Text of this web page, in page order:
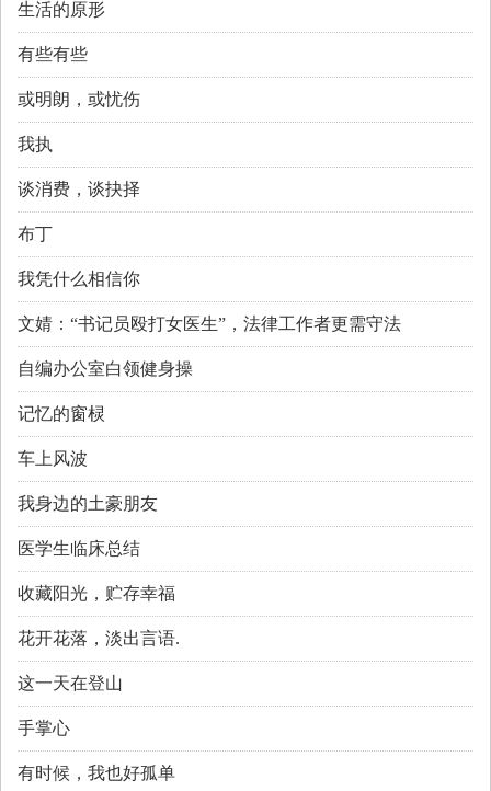
生活的原形
有些有些
或明朗，或忧伤
我执
谈消费，谈抉择
布丁
我凭什么相信你
文婧：“书记员殴打女医生”，法律工作者更需守法
自编办公室白领健身操
记忆的窗棂
车上风波
我身边的土豪朋友
医学生临床总结
收藏阳光，贮存幸福
花开花落，淡出言语.
这一天在登山
手掌心
有时候，我也好孤单